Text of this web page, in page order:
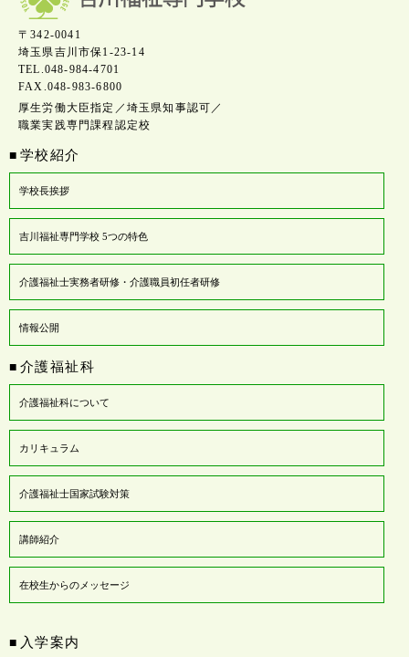
〒342-0041
埼玉県吉川市保1-23-14
TEL.048-984-4701
FAX.048-983-6800
厚生労働大臣指定／埼玉県知事認可／
職業実践専門課程認定校
■ 学校紹介
学校長挨拶
吉川福祉専門学校 5つの特色
介護福祉士実務者研修・介護職員初任者研修
情報公開
■ 介護福祉科
介護福祉科について
カリキュラム
介護福祉士国家試験対策
講師紹介
在校生からのメッセージ
■ 入学案内